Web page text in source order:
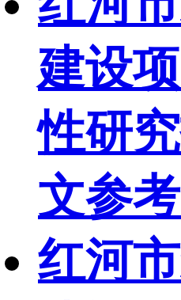
建设
性研
文参
红河